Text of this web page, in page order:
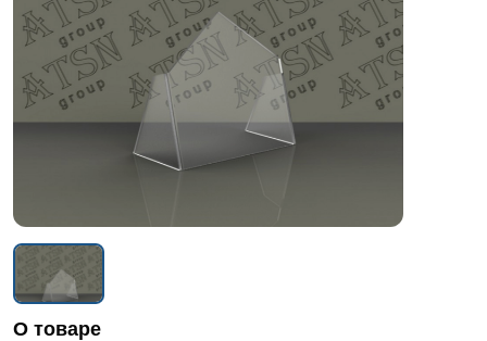
О товаре